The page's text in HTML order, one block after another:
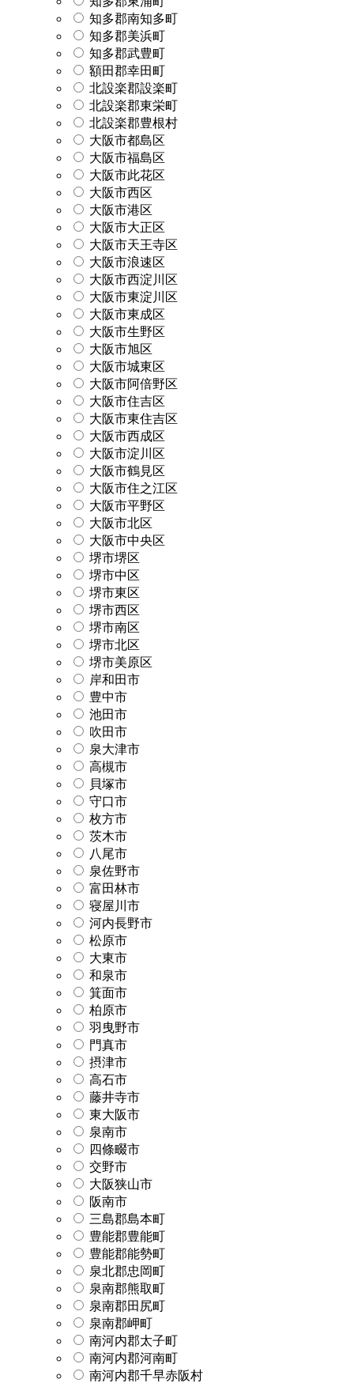
知多郡南知多町
知多郡美浜町
知多郡武豊町
額田郡幸田町
北設楽郡設楽町
北設楽郡東栄町
北設楽郡豊根村
大阪市都島区
大阪市福島区
大阪市此花区
大阪市西区
大阪市港区
大阪市大正区
大阪市天王寺区
大阪市浪速区
大阪市西淀川区
大阪市東淀川区
大阪市東成区
大阪市生野区
大阪市旭区
大阪市城東区
大阪市阿倍野区
大阪市住吉区
大阪市東住吉区
大阪市西成区
大阪市淀川区
大阪市鶴見区
大阪市住之江区
大阪市平野区
大阪市北区
大阪市中央区
堺市堺区
堺市中区
堺市東区
堺市西区
堺市南区
堺市北区
堺市美原区
岸和田市
豊中市
池田市
吹田市
泉大津市
高槻市
貝塚市
守口市
枚方市
茨木市
八尾市
泉佐野市
富田林市
寝屋川市
河内長野市
松原市
大東市
和泉市
箕面市
柏原市
羽曳野市
門真市
摂津市
高石市
藤井寺市
東大阪市
泉南市
四條畷市
交野市
大阪狭山市
阪南市
三島郡島本町
豊能郡豊能町
豊能郡能勢町
泉北郡忠岡町
泉南郡熊取町
泉南郡田尻町
泉南郡岬町
南河内郡太子町
南河内郡河南町
南河内郡千早赤阪村